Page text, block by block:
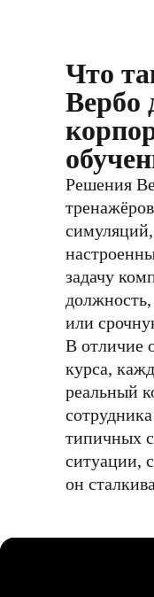
Что
Вербо
Решения
задачу
или
В отличие
курса,
реальный
типичных
ситуации,
он